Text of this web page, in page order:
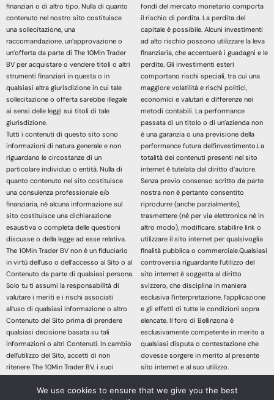
finanziari o di altro tipo. Nulla di quanto
contenuto nel nostro sito costituisce
una sollecitazione, una
raccomandazione, un’approvazione o
un’offerta da parte di The 10Min Trader
BV per acquistare o vendere titoli o altri
strumenti finanziari in questa o in
qualsiasi altra giurisdizione in cui tale
sollecitazione o offerta sarebbe illegale
ai sensi delle leggi sui titoli di tale
giurisdizione.
Tutti i contenuti di questo sito sono
informazioni di natura generale e non
riguardano le circostanze di un
particolare individuo o entità. Nulla di
quanto contenuto nel sito costituisce
una consulenza professionale e/o
finanziaria, né alcuna informazione sul
sito costituisce una dichiarazione
esaustiva o completa delle questioni
discusse o della legge ad esse relativa.
The 10Min Trader BV non è un fiduciario
in virtù dell’uso o dell’accesso al Sito o al
Contenuto da parte di qualsiasi persona.
Solo tu ti assumi la responsabilità di
valutare i meriti e i rischi associati
all’uso di qualsiasi informazione o altro
Contenuto del Sito prima di prendere
qualsiasi decisione basata su tali
informazioni o altri Contenuti. In cambio
dell’utilizzo del Sito, accetti di non
ritenere The 10Min Trader BV, i suoi
servizi responsabile di eventuali
fondi del mercato monetario comporta
il rischio di perdita. La perdita del
capitale è possibile. Alcuni investimenti
ad alto rischio possono utilizzare la leva
finanziaria, che accentuerà i guadagni e le
perdite. Gli investimenti esteri
comportano rischi speciali, tra cui una
maggiore volatilità e rischi politici,
economici e valutari e differenze nei
metodi contabili. La performance
passata di un titolo o di un’azienda non
è una garanzia o una previsione della
performance futura dell’investimento.La
totalità dei contenuti presenti nel sito
internet è tutelata dal diritto d’autore.
Senza previo consenso scritto da parte
nostra non è pertanto consentito
riprodurre (anche parzialmente),
trasmettere (né per via elettronica né in
altro modo), modificare, stabilire link o
utilizzare il sito internet per qualsivoglia
finalità pubblica o commerciale.Qualsiasi
controversia riguardante l’utilizzo del
sito internet è soggetta al diritto
svizzero, che disciplina in maniera
esclusiva l’interpretazione, l’applicazione
e gli effetti di tutte le condizioni sopra
elencate. Il foro di Bellinzona è
esclusivamente competente in merito a
qualsiasi disputa o contestazione che
dovesse sorgere in merito al presente
sito internet e al suo utilizzo.
dei contenuti di questo sito Web
We use cookies to ensure that we give you the best